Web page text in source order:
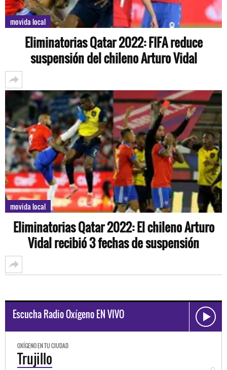
movida local
Eliminatorias Qatar 2022: FIFA reduce
suspensión del chileno Arturo Vidal
movida local
Eliminatorias Qatar 2022: El chileno Arturo
Vidal recibió 3 fechas de suspensión
Escucha Radio Oxígeno EN VIVO
OXÍGENO EN TU CIUDAD
Trujillo